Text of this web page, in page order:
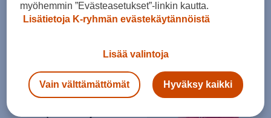
(4)
myöhemmin ”Evästeasetukset”-linkin kautta.
Lisätietoja K-ryhmän evästekäytännöistä
Lisää valintoja
Vain välttämättömät Hyväksy kaikki